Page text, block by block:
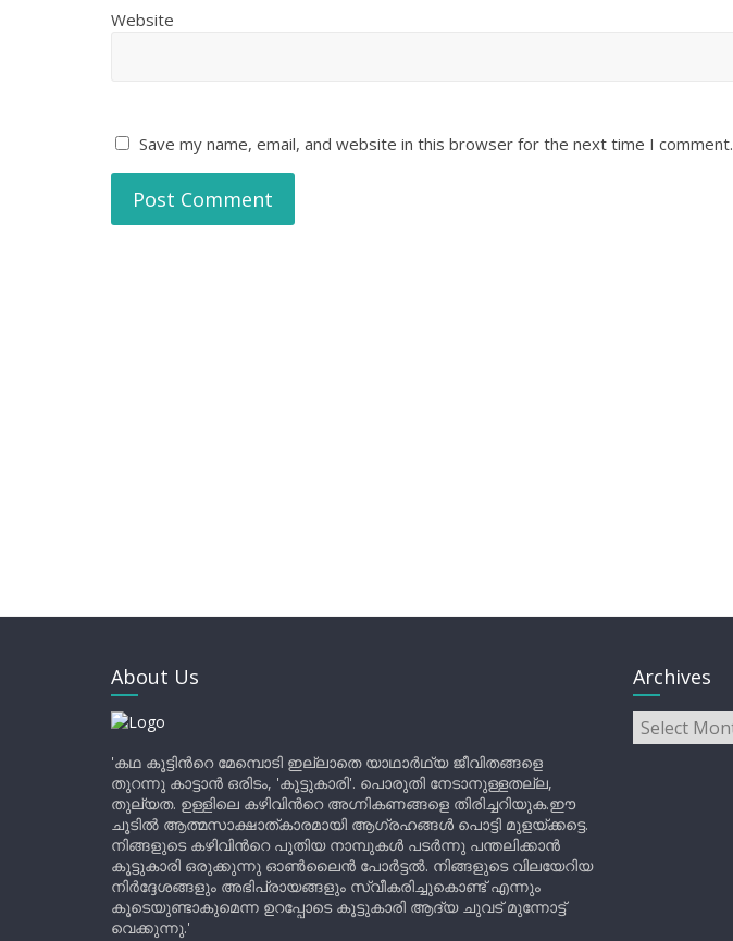
Website
Save my name, email, and website in this browser for the next time I comment.
About Us
'കഥ കൂട്ടിന്‍റെ മേമ്പൊടി ഇല്ലാതെ യാഥാർഥ്യ ജീവിതങ്ങളെ
തുറന്നു കാട്ടാൻ ഒരിടം, 'കൂട്ടുകാരി'. പൊരുതി നേടാനുള്ളതല്ല,
തുല്യത. ഉള്ളിലെ കഴിവിന്‍റെ അഗ്നികണങ്ങളെ തിരിച്ചറിയുക.ഈ
ചൂടിൽ ആത്മസാക്ഷാത്കാരമായി ആഗ്രഹങ്ങൾ പൊട്ടി മുളയ്ക്കട്ടെ.
നിങ്ങളുടെ കഴിവിന്‍റെ പുതിയ നാമ്പുകൾ പടർന്നു പന്തലിക്കാൻ
കൂട്ടുകാരി ഒരുക്കുന്നു ഓൺലൈൻ പോർട്ടൽ. നിങ്ങളുടെ വിലയേറിയ
നിർദ്ദേശങ്ങളും അഭിപ്രായങ്ങളും സ്വീകരിച്ചുകൊണ്ട് എന്നും
കൂടെയുണ്ടാകുമെന്ന ഉറപ്പോടെ കൂട്ടുകാരി ആദ്യ ചുവട് മുന്നോട്ട്
വെക്കുന്നു.'
Archives
Archives